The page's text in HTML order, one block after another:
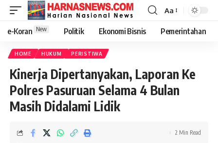
Aa
e-Koran New Politik Ekonomi Bisnis Pemerintahan
HOME HUKUM PERISTIWA
Kinerja Dipertanyakan, Laporan Ke
Polres Pasuruan Selama 4 Bulan
Masih Didalami Lidik
2 Min Read